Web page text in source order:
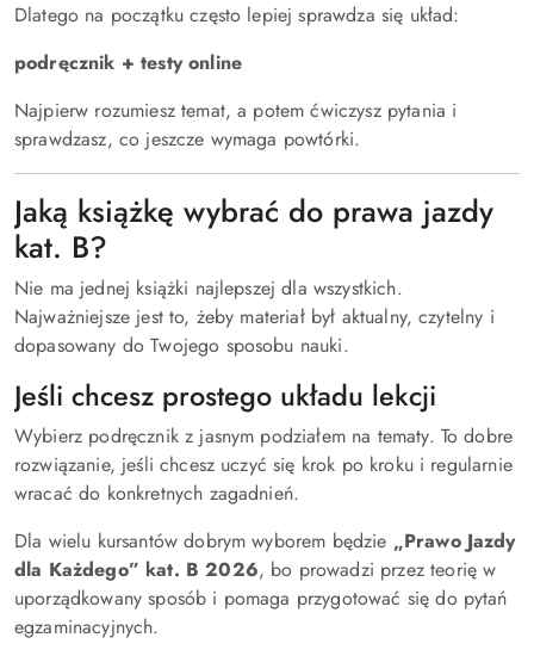
Dlatego na początku często lepiej sprawdza się układ:
podręcznik + testy online
Najpierw rozumiesz temat, a potem ćwiczysz pytania i
sprawdzasz, co jeszcze wymaga powtórki.
Jaką książkę wybrać do prawa jazdy
kat. B?
Nie ma jednej książki najlepszej dla wszystkich.
Najważniejsze jest to, żeby materiał był aktualny, czytelny i
dopasowany do Twojego sposobu nauki.
Jeśli chcesz prostego układu lekcji
Wybierz podręcznik z jasnym podziałem na tematy. To dobre
rozwiązanie, jeśli chcesz uczyć się krok po kroku i regularnie
wracać do konkretnych zagadnień.
Dla wielu kursantów dobrym wyborem będzie „Prawo Jazdy
dla Każdego” kat. B 2026, bo prowadzi przez teorię w
uporządkowany sposób i pomaga przygotować się do pytań
egzaminacyjnych.